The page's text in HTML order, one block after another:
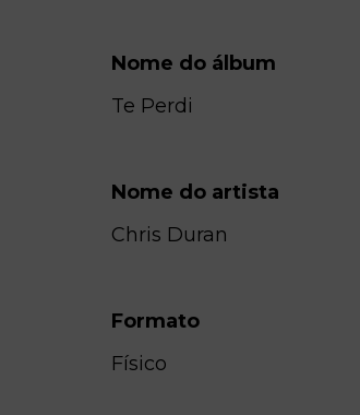
Nome do álbum
Te Perdi
Nome do artista
Chris Duran
Formato
Físico